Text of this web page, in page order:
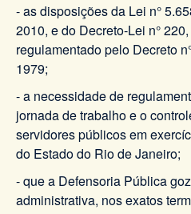
- as disposições da Lei n°
2010, e do Decreto-Lei n°
regulamentado pelo Decreto
1979;
- a necessidade de
jornada de trabalho e o
servidores públicos em
do Estado do Rio de Janeiro;
- que a Defensoria Pública
administrativa, nos exatos